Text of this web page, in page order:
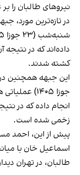
نیروهای طالبان را
در تازه‌ترین مورد،
داده‌اند که در
کشته شدند.
جوزا ۱۴۰۵)
انجام داده که در
زخمی شده است.
پیش از این، احمد
اسماعیل خان با
طالبان، در تهران